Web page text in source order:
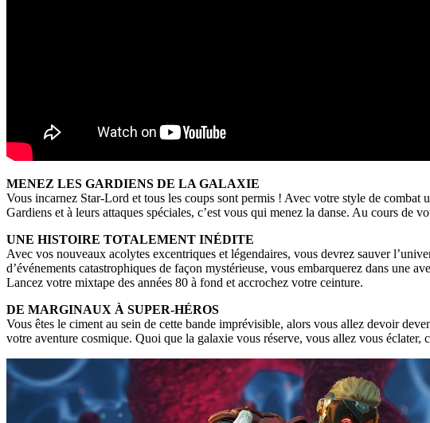
MENEZ LES GARDIENS DE LA GALAXIE
Vous incarnez Star-Lord et tous les coups sont permis ! Avec votre style de combat
Gardiens et à leurs attaques spéciales, c’est vous qui menez la danse. Au cours de
UNE HISTOIRE TOTALEMENT INÉDITE
Avec vos nouveaux acolytes excentriques et légendaires, vous devrez sauver
d’événements catastrophiques de façon mystérieuse, vous embarquerez dans une
Lancez votre mixtape des années 80 à fond et accrochez votre ceinture.
DE MARGINAUX À SUPER-HÉROS
Vous êtes le ciment au sein de cette bande imprévisible, alors vous allez devoir
votre aventure cosmique. Quoi que la galaxie vous réserve, vous allez vous éclater,